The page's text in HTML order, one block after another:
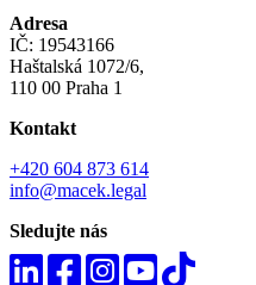
Adresa
IČ: 19543166
Haštalská 1072/6,
110 00 Praha 1
Kontakt
+420 604 873 614
info@macek.legal
Sledujte nás